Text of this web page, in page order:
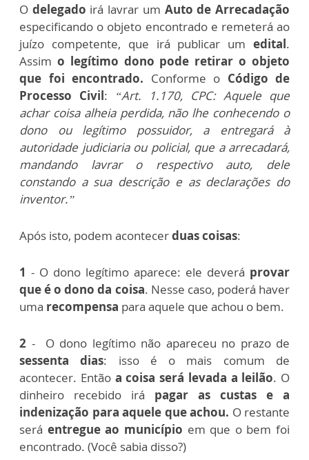
O delegado irá lavrar um Auto de Arrecadação
especificando o objeto encontrado e remeterá ao
juízo competente, que irá publicar um edital.
Assim o legítimo dono pode retirar o objeto
que foi encontrado. Conforme o Código de
Processo Civil: “Art. 1.170, CPC: Aquele que
achar coisa alheia perdida, não lhe conhecendo o
dono ou legítimo possuidor, a entregará à
autoridade judiciaria ou policial, que a arrecadará,
mandando lavrar o respectivo auto, dele
constando a sua descrição e as declarações do
inventor.”
Após isto, podem acontecerduas coisas:
1 - O dono legítimo aparece: ele deverá provar
que é o dono da coisa. Nesse caso, poderá haver
uma recompensa para aquele que achou o bem.
2 - O dono legítimo não apareceu no prazo de
sessenta dias: isso é o mais comum de
acontecer. Então a coisa será levada a leilão. O
dinheiro recebido irá pagar as custas e a
indenização para aquele que achou. O restante
será entregue ao município em que o bem foi
encontrado. (Você sabia disso?)